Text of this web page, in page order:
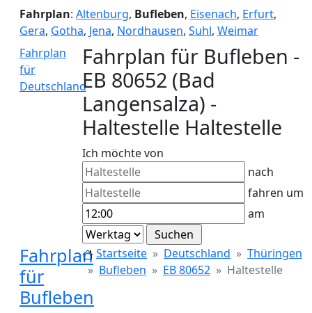
Fahrplan: Altenburg, Bufleben, Eisenach, Erfurt,
Gera, Gotha, Jena, Nordhausen, Suhl, Weimar
Fahrplan
für
Deutschland
Fahrplan für Bufleben -
EB 80652 (Bad
Langensalza) -
Haltestelle Haltestelle
Ich möchte von
nach
fahren um
am
Fahrplan
für
Bufleben
Startseite Deutschland
Thüringen
Bufleben
EB 80652 Haltestelle